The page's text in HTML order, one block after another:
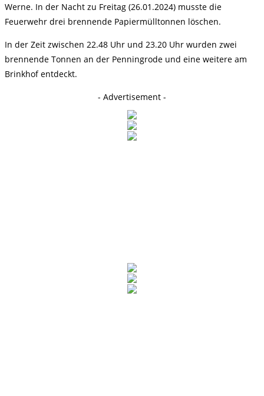
Werne. In der Nacht zu Freitag (26.01.2024) musste die
Feuerwehr drei brennende Papiermülltonnen löschen.
In der Zeit zwischen 22.48 Uhr und 23.20 Uhr wurden zwei
brennende Tonnen an der Penningrode und eine weitere am
Brinkhof entdeckt.
- Advertisement -